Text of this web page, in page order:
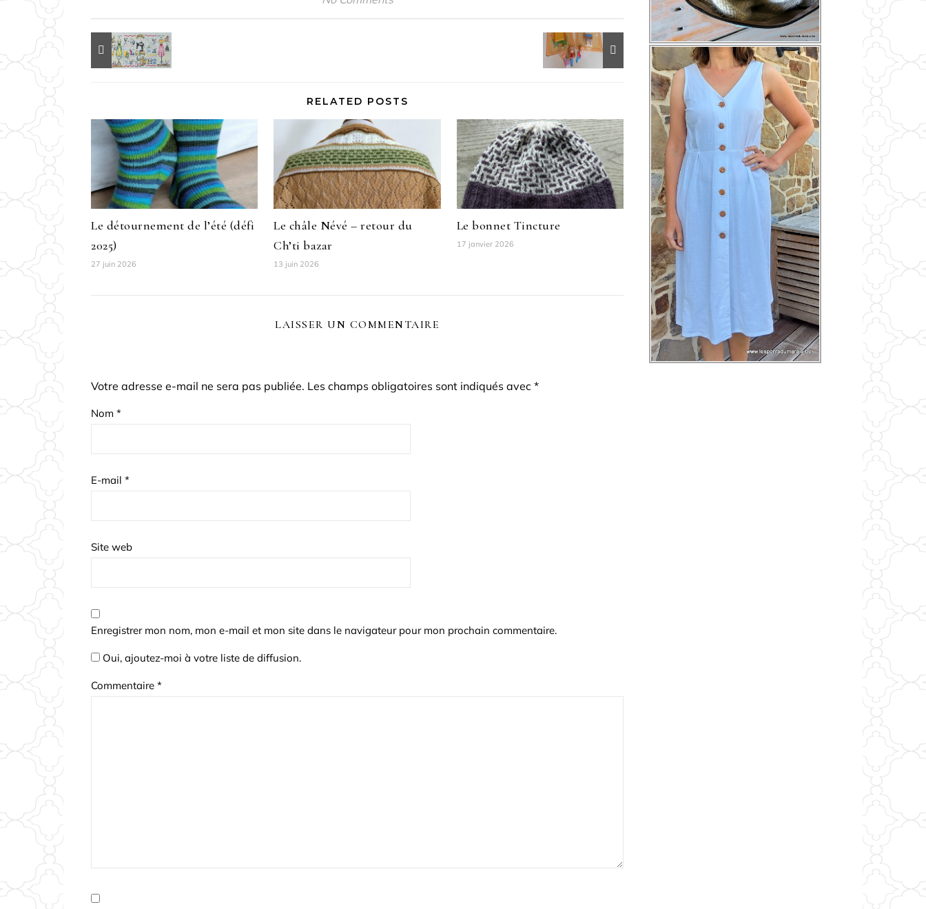
RELATED POSTS
Le détournement de l’été (défi
2025)
27 juin 2026
Le châle Névé – retour du
Ch’ti bazar
13 juin 2026
Le bonnet Tincture
17 janvier 2026
LAISSER UN COMMENTAIRE
Votre adresse e-mail ne sera pas publiée. Les champs obligatoires sont indiqués avec *
Nom *
E-mail *
Site web
Enregistrer mon nom, mon e-mail et mon site dans le navigateur pour mon prochain commentaire.
Oui, ajoutez-moi à votre liste de diffusion.
Commentaire *